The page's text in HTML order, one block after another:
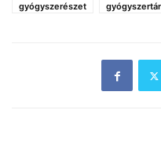
gyógyszerészet
gyógyszertár